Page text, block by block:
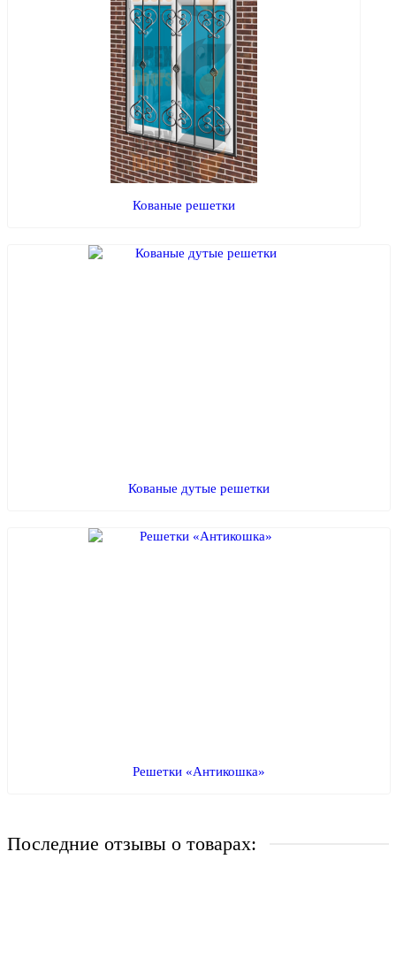
Кованые решетки
Кованые дутые решетки
Решетки «Антикошка»
Последние отзывы о товарах: